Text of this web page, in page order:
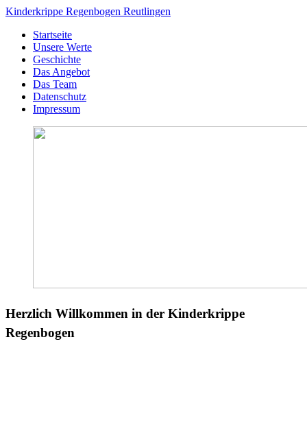
Kinderkrippe Regenbogen Reutlingen
Startseite
Unsere Werte
Geschichte
Das Angebot
Das Team
Datenschutz
Impressum
Herzlich Willkommen in der Kinderkrippe
Regenbogen